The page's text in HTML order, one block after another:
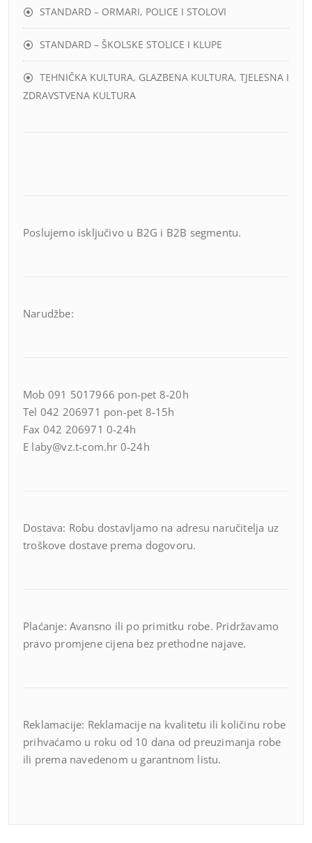
STANDARD – ORMARI, POLICE I STOLOVI
STANDARD – ŠKOLSKE STOLICE I KLUPE
TEHNIČKA KULTURA, GLAZBENA KULTURA, TJELESNA I
ZDRAVSTVENA KULTURA
Poslujemo isključivo u B2G i B2B segmentu.
Narudžbe:
Mob 091 5017966 pon-pet 8-20h
Tel 042 206971 pon-pet 8-15h
Fax 042 206971 0-24h
E laby@vz.t-com.hr 0-24h
Dostava: Robu dostavljamo na adresu naručitelja uz
troškove dostave prema dogovoru.
Plaćanje: Avansno ili po primitku robe. Pridržavamo
pravo promjene cijena bez prethodne najave.
Reklamacije: Reklamacije na kvalitetu ili količinu robe
prihvaćamo u roku od 10 dana od preuzimanja robe
ili prema navedenom u garantnom listu.